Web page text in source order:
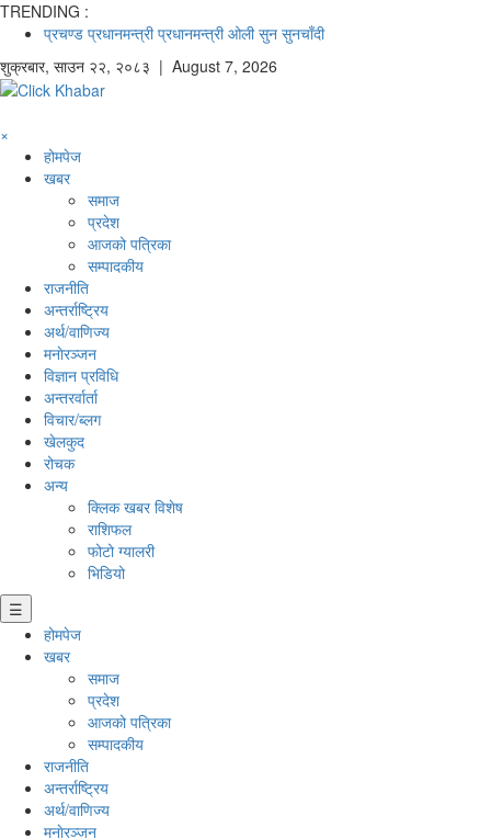
TRENDING :
प्रचण्ड प्रधानमन्त्री प्रधानमन्त्री ओली सुन सुनचाँदी
शुक्रबार, साउन २२, २०८३ | August 7, 2026
×
होमपेज
खबर
समाज
प्रदेश
आजको पत्रिका
सम्पादकीय
राजनीति
अन्तर्राष्ट्रिय
अर्थ/वाणिज्य
मनाेरञ्जन
विज्ञान प्रविधि
अन्तरर्वार्ता
विचार/ब्लग
खेलकुद
रोचक
अन्य
क्लिक खबर विशेष
राशिफल
फोटो ग्यालरी
भिडियो
☰
होमपेज
खबर
समाज
प्रदेश
आजको पत्रिका
सम्पादकीय
राजनीति
अन्तर्राष्ट्रिय
अर्थ/वाणिज्य
मनाेरञ्जन